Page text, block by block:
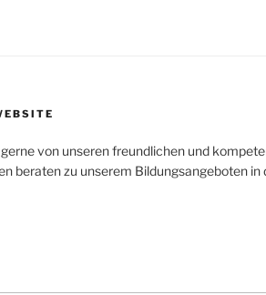
von unseren freundlichen und
beraten zu unserem Bildungsangeboten in